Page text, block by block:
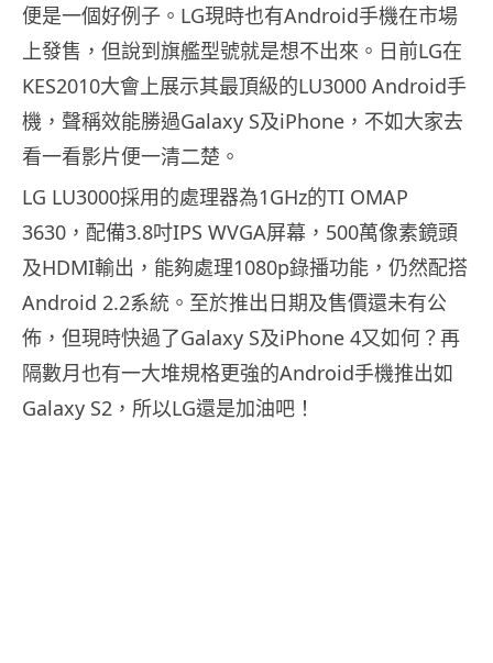
便是一個好例子。LG現時也有Android手機在市場
上發售，但說到旗艦型號就是想不出來。日前LG在
KES2010大會上展示其最頂級的LU3000 Android手
機，聲稱效能勝過Galaxy S及iPhone，不如大家去
看一看影片便一清二楚。
LG LU3000採用的處理器為1GHz的TI OMAP
3630，配備3.8吋IPS WVGA屏幕，500萬像素鏡頭
及HDMI輸出，能夠處理1080p錄播功能，仍然配搭
Android 2.2系統。至於推出日期及售價還未有公
佈，但現時快過了Galaxy S及iPhone 4又如何？再
隔數月也有一大堆規格更強的Android手機推出如
Galaxy S2，所以LG還是加油吧！